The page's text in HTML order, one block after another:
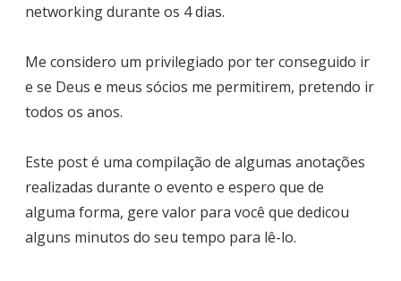
networking durante os 4 dias.
Me considero um privilegiado por ter conseguido ir
e se Deus e meus sócios me permitirem, pretendo ir
todos os anos.
Este post é uma compilação de algumas anotações
realizadas durante o evento e espero que de
alguma forma, gere valor para você que dedicou
alguns minutos do seu tempo para lê-lo.